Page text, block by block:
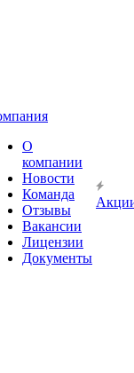
О
компании
Новости
Команда
Отзывы
Вакансии
Лицензии
Документы